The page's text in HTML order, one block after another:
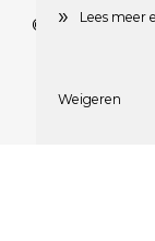
© 2009-2023
» Lees meer
Weigeren